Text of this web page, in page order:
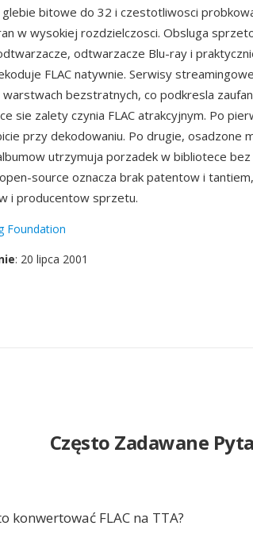
bitowe do 32 i czestotliwosci
w wysokiej rozdzielczosci. Obsluga
odtwarzacze Blu-ray i
FLAC natywnie. Serwisy
warstwach bezstratnych, co podkresla
sie zalety czynia FLAC atrakcyjnym. Po
przy dekodowaniu. Po drugie, osadzone
utrzymuja porzadek w bibliotece
source oznacza brak patentow i
i producentow sprzetu.
Foundation
: 20 lipca 2001
Często Zadawane
konwertować FLAC na TTA?